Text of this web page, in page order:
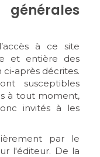
à ce site
et entière des
ci-après décrites.
susceptibles
à tout moment,
invités à les
par le
l'éditeur. De la